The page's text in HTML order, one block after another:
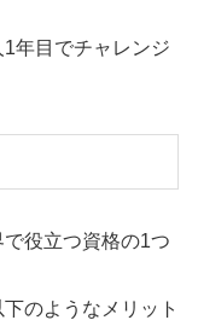
年目でチャレンジ
役立つ資格の1つ
のようなメリット